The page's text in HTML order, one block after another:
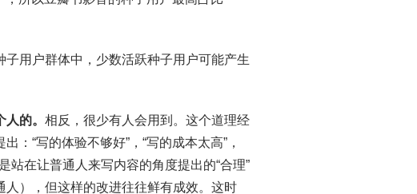
用户群体中，少数活跃种子用户可能产生
的。 相反，很少有人会用到。这个道理经
：“写的体验不够好”，“写的成本太高”，
站在让普通人来写内容的角度提出的“合理”
），但这样的改进往往鲜有成效。这时